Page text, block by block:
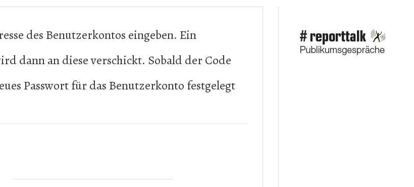
des Benutzerkontos eingeben. Ein
dann an diese verschickt. Sobald der Code
Passwort für das Benutzerkonto festgelegt